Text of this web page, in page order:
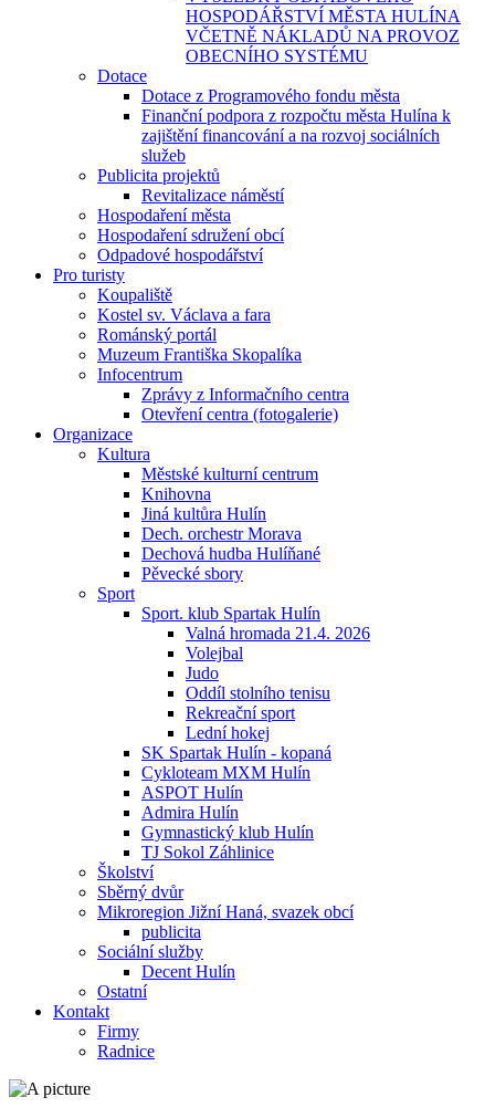
HOSPODÁŘSTVÍ MĚSTA HULÍNA
VČETNĚ NÁKLADŮ NA PROVOZ
OBECNÍHO SYSTÉMU
Dotace
Dotace z Programového fondu města
Finanční podpora z rozpočtu města Hulína k
zajištění financování a na rozvoj sociálních
služeb
Publicita projektů
Revitalizace náměstí
Hospodaření města
Hospodaření sdružení obcí
Odpadové hospodářství
Pro turisty
Koupaliště
Kostel sv. Václava a fara
Románský portál
Muzeum Františka Skopalíka
Infocentrum
Zprávy z Informačního centra
Otevření centra (fotogalerie)
Organizace
Kultura
Městské kulturní centrum
Knihovna
Jiná kultůra Hulín
Dech. orchestr Morava
Dechová hudba Hulíňané
Pěvecké sbory
Sport
Sport. klub Spartak Hulín
Valná hromada 21.4. 2026
Volejbal
Judo
Oddíl stolního tenisu
Rekreační sport
Lední hokej
SK Spartak Hulín - kopaná
Cykloteam MXM Hulín
ASPOT Hulín
Admira Hulín
Gymnastický klub Hulín
TJ Sokol Záhlinice
Školství
Sběrný dvůr
Mikroregion Jižní Haná, svazek obcí
publicita
Sociální služby
Decent Hulín
Ostatní
Kontakt
Firmy
Radnice